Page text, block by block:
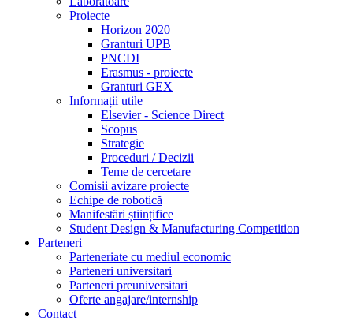
Proiecte
Horizon 2020
Granturi UPB
PNCDI
Erasmus - proiecte
Granturi GEX
Informații utile
Elsevier - Science Direct
Scopus
Strategie
Proceduri / Decizii
Teme de cercetare
Comisii avizare proiecte
Echipe de robotică
Manifestări științifice
Student Design & Manufacturing Competition
Parteneri
Parteneriate cu mediul economic
Parteneri universitari
Parteneri preuniversitari
Oferte angajare/internship
Contact